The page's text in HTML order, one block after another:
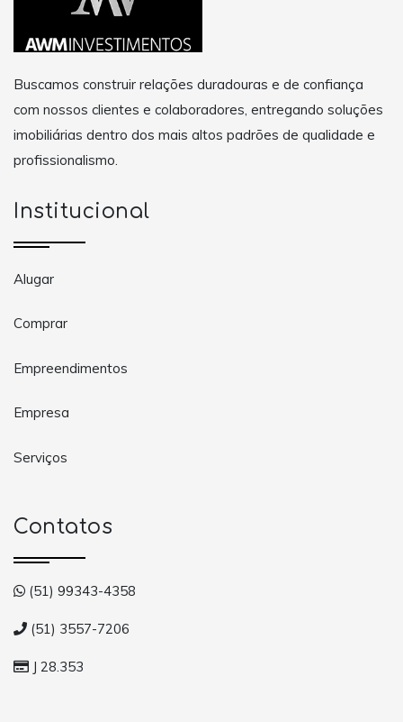
Buscamos construir relações duradouras e de confiança
com nossos clientes e colaboradores, entregando soluções
imobiliárias dentro dos mais altos padrões de qualidade e
profissionalismo.
Institucional
Alugar
Comprar
Empreendimentos
Empresa
Serviços
Contatos
(51) 99343-4358
(51) 3557-7206
J 28.353